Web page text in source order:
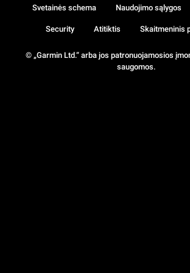
© „Garmin Ltd.“ arba jos patronuojamosios
saugomos.
Svetainės schema Naudojimo sąlygos
Security Atitiktis Skaitmeninis